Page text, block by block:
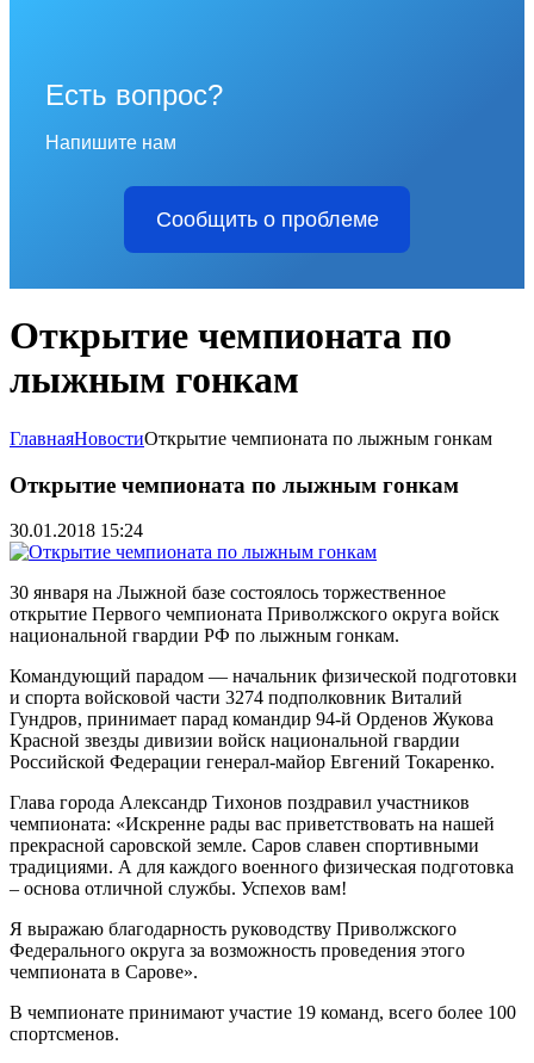
Есть вопрос?
Напишите нам
Сообщить о проблеме
Открытие чемпионата по
лыжным гонкам
ГлавнаяНовостиОткрытие чемпионата по лыжным гонкам
Открытие чемпионата по лыжным гонкам
30.01.2018 15:24
30 января на Лыжной базе состоялось торжественное
открытие Первого чемпионата Приволжского округа войск
национальной гвардии РФ по лыжным гонкам.
Командующий парадом — начальник физической подготовки
и спорта войсковой части 3274 подполковник Виталий
Гундров, принимает парад командир 94-й Орденов Жукова
Красной звезды дивизии войск национальной гвардии
Российской Федерации генерал-майор Евгений Токаренко.
Глава города Александр Тихонов поздравил участников
чемпионата: «Искренне рады вас приветствовать на нашей
прекрасной саровской земле. Саров славен спортивными
традициями. А для каждого военного физическая подготовка
– основа отличной службы. Успехов вам!
Я выражаю благодарность руководству Приволжского
Федерального округа за возможность проведения этого
чемпионата в Сарове».
В чемпионате принимают участие 19 команд, всего более 100
спортсменов.